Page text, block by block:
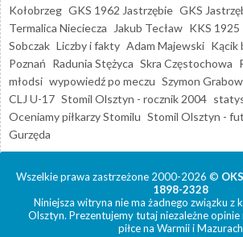
Kołobrzeg GKS 1962 Jastrzębie GKS
Termalica Nieciecza
Jakub Tecław KKS 1925
Sobczak Liczby i fakty Adam Majewski Kącik
Poznań Radunia Stężyca Skra Częstochowa
młodsi wypowiedź po meczu Szymon
CLJ U-17 Stomil Olsztyn - rocznik 2004
Oceniamy piłkarzy Stomilu Stomil Olsztyn -
Gurzęda
Wszelkie prawa zastrzeżone 2000-2026 ©
1898-2328
Niniejsza witryna nie ma żadnego związku z
Olsztyn. Prezentujemy tutaj niezależne
piłce na Warmii i Mazurach